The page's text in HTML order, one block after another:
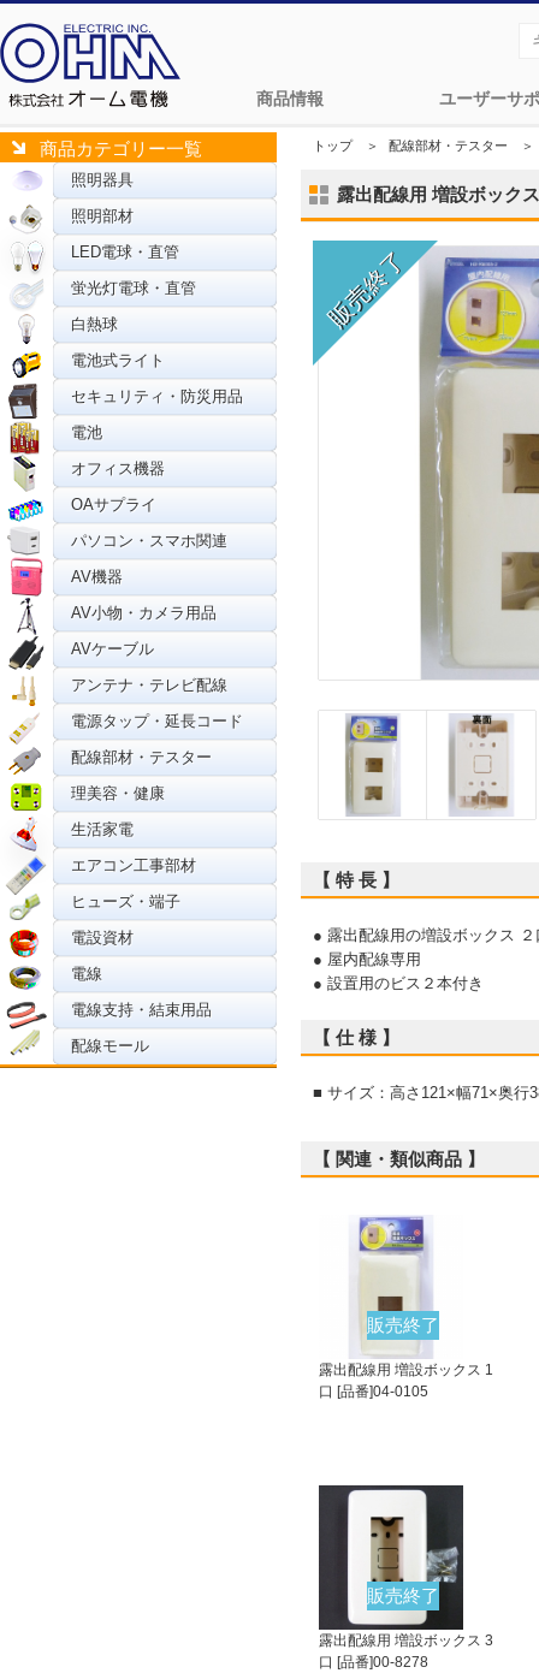
商品情報 ユーザーサ
商品カテゴリー一覧
照明器具
照明部材
LED電球・直管
蛍光灯電球・直管
白熱球
電池式ライト
セキュリティ・防災用品
電池
オフィス機器
OAサプライ
パソコン・スマホ関連
AV機器
AV小物・カメラ用品
AVケーブル
アンテナ・テレビ配線
電源タップ・延長コード
配線部材・テスター
理美容・健康
生活家電
エアコン工事部材
ヒューズ・端子
電設資材
電線
電線支持・結束用品
配線モール
トップ＞ 配線部材・テスター ＞
露出配線用 増設ボック
【 特 長 】
● 露出配線用の増設ボックス
● 屋内配線専用
● 設置用のビス２本付き
【 仕 様 】
■ サイズ：高さ121×幅71×奥行
【 関連・類似商品 】
販売終了
露出配線用 増設ボックス 1
口 [品番]04-0105
販売終了
露出配線用 増設ボックス 3
口 [品番]00-8278